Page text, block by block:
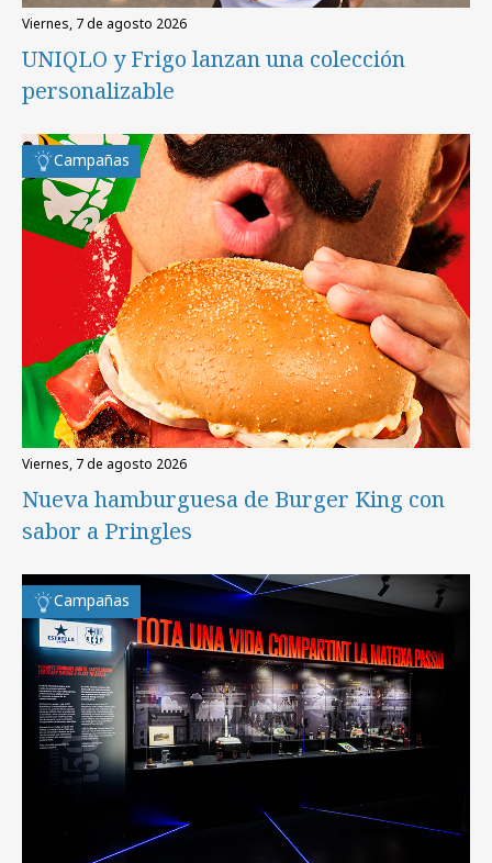
viernes, 7 de agosto 2026
UNIQLO y Frigo lanzan una colección
personalizable
Campañas
viernes, 7 de agosto 2026
Nueva hamburguesa de Burger King con
sabor a Pringles
Campañas